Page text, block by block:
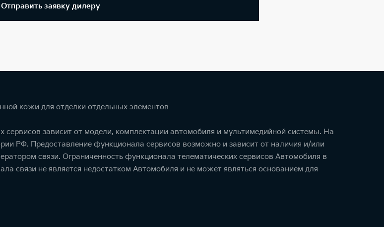
Отправить заявку дилеру
кожи для отделки отдельных элементов
зависит от модели, комплектации автомобиля и мультимедийной системы. На
РФ. Предоставление функционала сервисов возможно и зависит от наличия и/или
связи. Ограниченность функционала телематических сервисов Автомобиля в
связи не является недостатком Автомобиля и не может являться основанием для